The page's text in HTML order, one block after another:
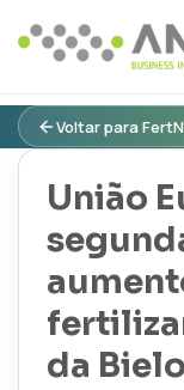
Voltar para
União
da